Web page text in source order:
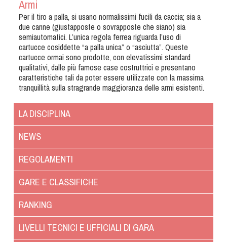
Armi
Per il tiro a palla, si usano normalissimi fucili da caccia; sia a
due canne (giustapposte o sovrapposte che siano) sia
semiautomatici. L’unica regola ferrea riguarda l’uso di
cartucce cosiddette “a palla unica” o “asciutta”. Queste
cartucce ormai sono prodotte, con elevatissimi standard
qualitativi, dalle più famose case costruttrici e presentano
caratteristiche tali da poter essere utilizzate con la massima
tranquillità sulla stragrande maggioranza delle armi esistenti.
LA DISCIPLINA
NEWS
REGOLAMENTI
GARE E CLASSIFICHE
RANKING
LIVELLI TECNICI E UFFICIALI DI GARA
Guida Locandine Ufficiali
Tiro di Campagna
English e Training Sporting
Tiro a Palla
Tiro con l'arco da caccia
Field Target
Cinofilia Sportiva